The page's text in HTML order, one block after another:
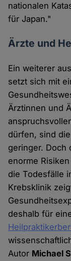
nationalen
für Japan."
Ärzte und
Ein weiterer
setzt sich mit
Ärztinnen und
dürfen, sind
geringer. Doch
enorme
die Todesfälle
Krebsklinik
deshalb für
Autor Michael